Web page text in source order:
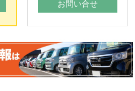
お問い合せ